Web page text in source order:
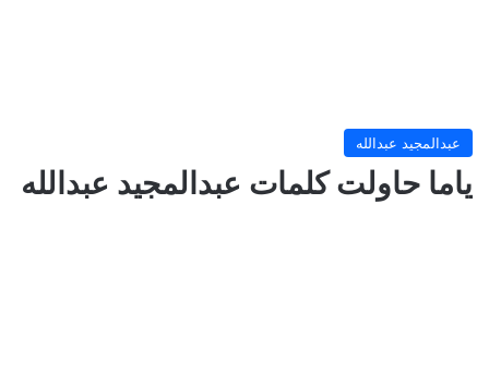
عبدالمجيد عبدالله
ياما حاولت كلمات عبدالمجيد عبدالله